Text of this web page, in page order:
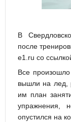
В
после
e1.ru со
Все
вышли на лед,
им план
упражнения,
опустился на